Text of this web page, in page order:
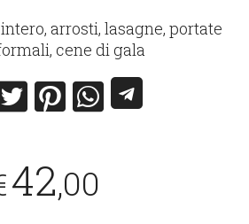
arrosti, lasagne, portate
cene di gala
42,00